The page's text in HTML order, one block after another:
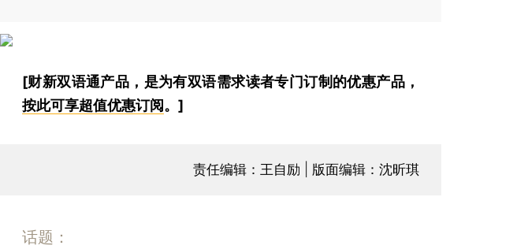
[财新双语通产品，是为有双语需求读者专门订制的优惠产品，
按此可享超值优惠订阅。]
责任编辑：王自励 | 版面编辑：沈昕琪
话题：